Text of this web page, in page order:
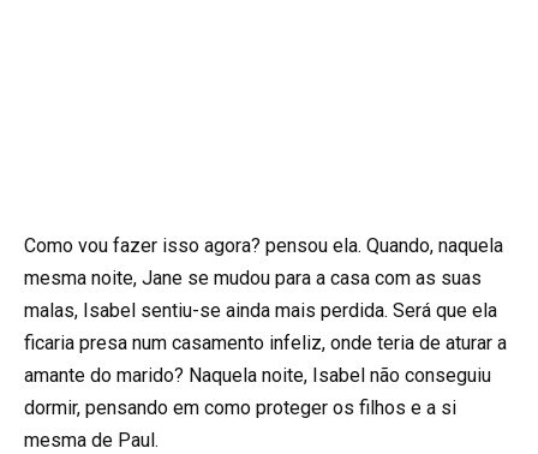
Como vou fazer isso agora? pensou ela. Quando, naquela
mesma noite, Jane se mudou para a casa com as suas
malas, Isabel sentiu-se ainda mais perdida. Será que ela
ficaria presa num casamento infeliz, onde teria de aturar a
amante do marido? Naquela noite, Isabel não conseguiu
dormir, pensando em como proteger os filhos e a si
mesma de Paul.